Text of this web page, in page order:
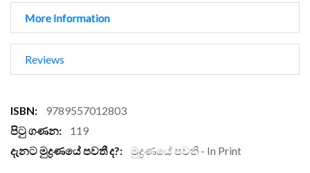
More Information
Reviews
More
Information
9789557012803
119
මුද්‍රණයේ පවති - In Print